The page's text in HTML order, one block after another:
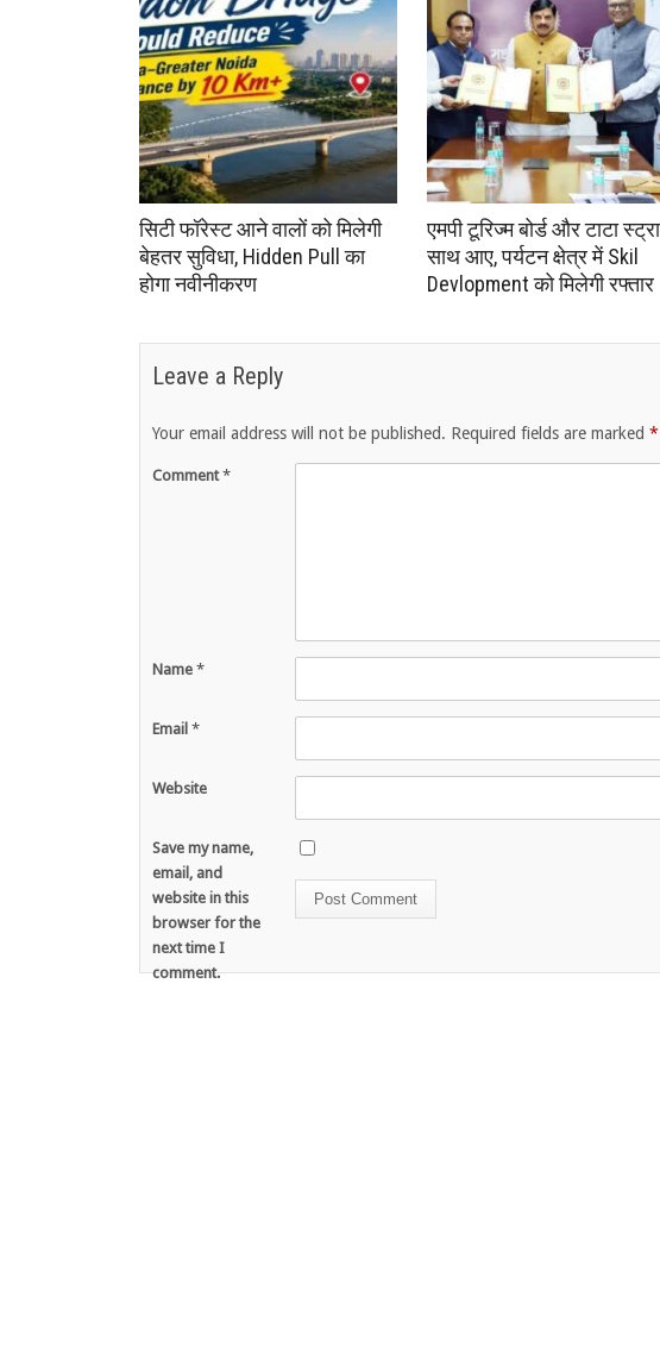
सिटी फॉरेस्ट आने वालों को मिलेगी
बेहतर सुविधा, Hidden Pull का
होगा नवीनीकरण
एमपी टूरिज्म बोर्ड और टाटा
साथ आए, पर्यटन क्षेत्र में Skil
Devlopment को मिलेगी रफ्तार
Leave a Reply
Your email address will not be published. Required fields are marked *
Comment*
Name *
Email *
Website
Save my name,
email, and
website in this
browser for the
next time I
comment.